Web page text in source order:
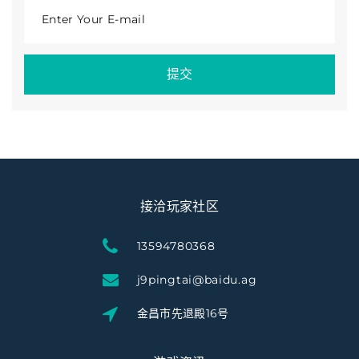
Enter Your E-mail
提交
接洽玩家社区
13594780368
j9pingtai@baidu.ag
金昌市先退殿16号